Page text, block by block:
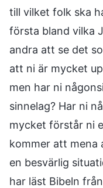
till vilket folk ska
första bland vilka
andra att se det
att ni är mycket
men har ni
sinnelag? Har ni
mycket förstår ni
kommer att mena
en besvärlig
har läst Bibeln